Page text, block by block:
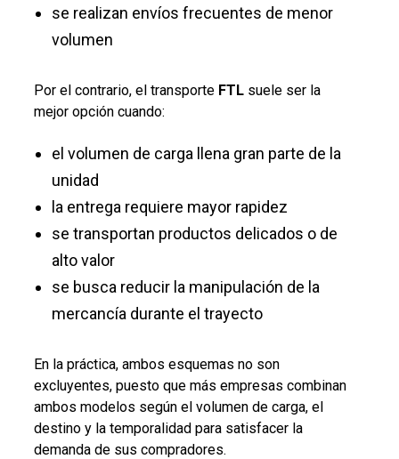
se realizan envíos frecuentes de menor
volumen
Por el contrario, el transporte FTLsuele ser la
mejor opción cuando:
el volumen de carga llena gran parte de la
unidad
la entrega requiere mayor rapidez
se transportan productos delicados o de
alto valor
se busca reducir la manipulación de la
mercancía durante el trayecto
En la práctica, ambos esquemas no son
excluyentes, puesto que más empresas combinan
ambos modelos según el volumen de carga, el
destino y la temporalidad para satisfacer la
demanda de sus compradores.